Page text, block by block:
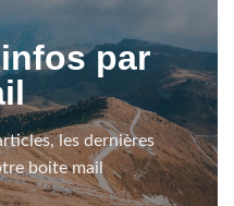
par
les dernières
boite mail